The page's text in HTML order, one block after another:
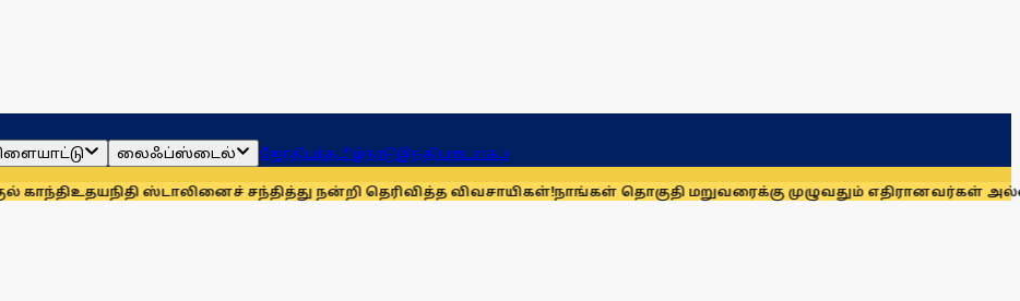
லைஃப்ஸ்டைல் ஜோதிடம்தமிழ்நாடுஇந்தியாஉலகம்
ஸ்டாலினைச் சந்தித்து நன்றி தெரிவித்த விவசாயிகள்!நாங்கள் தொகுதி மறுவரைக்கு முழுவதும் எதிரானவர்கள் அல்லர்: